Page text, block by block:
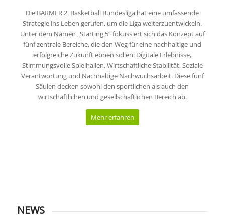
Die BARMER 2. Basketball Bundesliga hat eine umfassende
Strategie ins Leben gerufen, um die Liga weiterzuentwickeln.
Unter dem Namen „Starting 5“ fokussiert sich das Konzept auf
fünf zentrale Bereiche, die den Weg für eine nachhaltige und
erfolgreiche Zukunft ebnen sollen: Digitale Erlebnisse,
Stimmungsvolle Spielhallen, Wirtschaftliche Stabilität, Soziale
Verantwortung und Nachhaltige Nachwuchsarbeit. Diese fünf
Säulen decken sowohl den sportlichen als auch den
wirtschaftlichen und gesellschaftlichen Bereich ab.
Mehr erfahren
NEWS